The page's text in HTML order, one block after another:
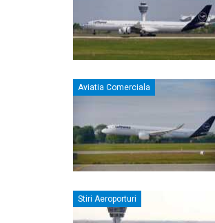
Aviatia Comerciala
Stiri Aeroporturi